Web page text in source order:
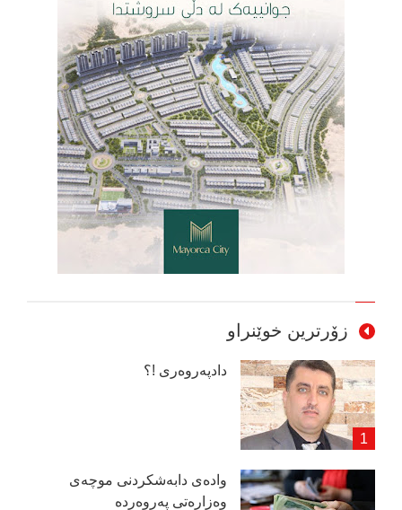
زۆرترین خوێنراو
دادپەروەری !؟
وادەی دابەشكردنی موچەی
وەزارەتی پەروەردە